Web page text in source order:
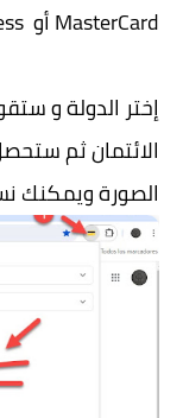
MasterCard أو American Express .
إختر الدولة و
الائتمان ثم
الصورة ويمكنك